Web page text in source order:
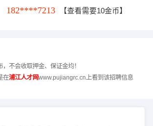
182****7213 【查看需要10金币】
不会收取押金、保证金均！
在浦江人才网www.pujiangrc.cn上看到该招聘信息